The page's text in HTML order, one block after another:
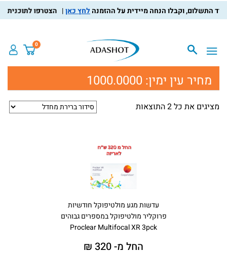
לחץ כאן הצטרפו לתוכנית
0
מחיר עין ימין: 1000.0000
מציגים את כל ⁦2⁩ התוצאות
עדשות מגע מולטיפוקל חודשיות
פרוקליר מולטיפוקל במספרים גבוהים
Proclear Multifocal XR 3pck
החל מ- 320 ₪